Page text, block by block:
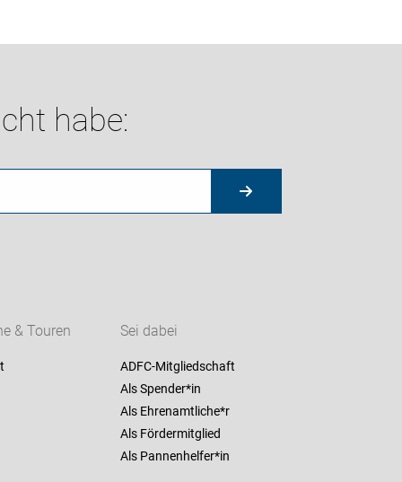
habe:
& Touren Sei dabei
ADFC-Mitgliedschaft
Als Spender*in
Als Ehrenamtliche*r
Als Fördermitglied
Als Pannenhelfer*in